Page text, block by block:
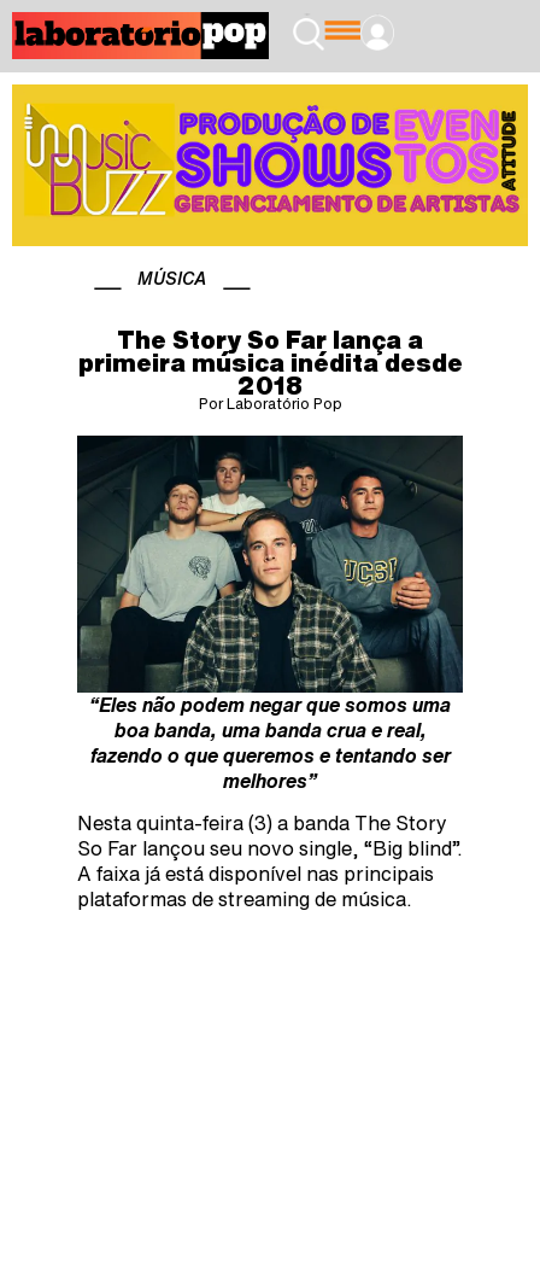
MÚSICA
The Story So Far lança a
primeira música inédita desde
2018
Por Laboratório Pop
“Eles não podem negar que somos uma
boa banda, uma banda crua e real,
fazendo o que queremos e tentando ser
melhores”
Nesta quinta-feira (3) a banda The Story
So Far lançou seu novo single, “Big blind”.
A faixa já está disponível nas principais
plataformas de streaming de música.